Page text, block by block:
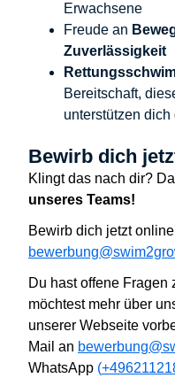
Erwachsene
Freude an
Zuverlässigkeit
Bereitschaft,
unterstützen
Bewirb dich
Klingt das nach dir?
unseres Teams!
Bewirb dich jetzt
Du hast offene Fragen
möchtest mehr über
unserer Webseite
Mail an
WhatsApp (